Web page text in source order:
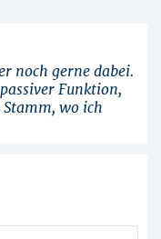
noch gerne dabei.
Funktion,
wo ich